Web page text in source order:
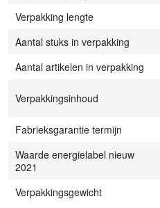
Verpakking lengte
Aantal stuks in verpakking
Aantal artikelen in verpakking
Verpakkingsinhoud
Fabrieksgarantie termijn
Waarde energielabel nieuw
2021
Verpakkingsgewicht